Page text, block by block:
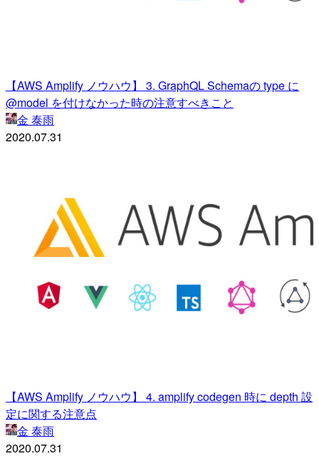
【AWS Amplify ノウハウ】 3. GraphQL Schemaの type に
@model を付けなかった時の注意すべきこと
金 泰雨
2020.07.31
【AWS Amplify ノウハウ】 4. amplify codegen 時に depth 設
定に関する注意点
金 泰雨
2020.07.31